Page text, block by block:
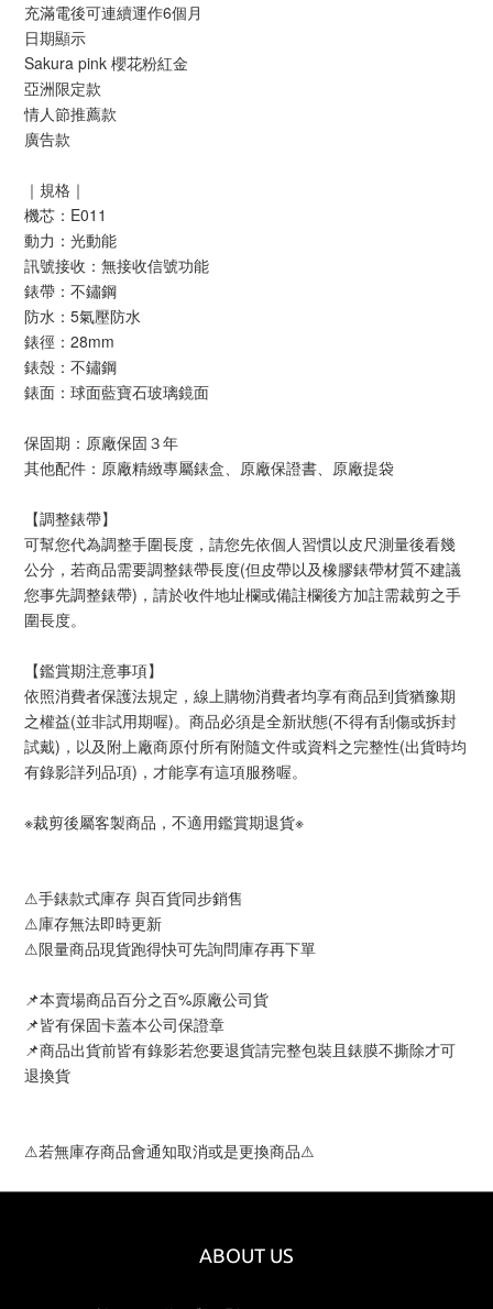
充滿電後可連續運作6個月
日期顯示
Sakura pink 櫻花粉紅金
亞洲限定款
情人節推薦款
廣告款
｜規格｜
機芯：E011
動力：光動能
訊號接收：無接收信號功能
錶帶：不鏽鋼
防水：5氣壓防水
錶徑：28mm
錶殼：不鏽鋼
錶面：球面藍寶石玻璃鏡面
保固期：原廠保固３年
其他配件：原廠精緻專屬錶盒、原廠保證書、原廠提袋
【調整錶帶】
可幫您代為調整手圍長度，請您先依個人習慣以皮尺測量後看幾
公分，若商品需要調整錶帶長度(但皮帶以及橡膠錶帶材質不建議
您事先調整錶帶)，請於收件地址欄或備註欄後方加註需裁剪之手
圍長度。
【鑑賞期注意事項】
依照消費者保護法規定，線上購物消費者均享有商品到貨猶豫期
之權益(並非試用期喔)。商品必須是全新狀態(不得有刮傷或拆封
試戴)，以及附上廠商原付所有附隨文件或資料之完整性(出貨時均
有錄影詳列品項)，才能享有這項服務喔。
※裁剪後屬客製商品，不適用鑑賞期退貨※
⚠手錶款式庫存 與百貨同步銷售
⚠庫存無法即時更新
⚠限量商品現貨跑得快可先詢問庫存再下單
📌本賣場商品百分之百%原廠公司貨
📌皆有保固卡蓋本公司保證章
📌商品出貨前皆有錄影若您要退貨請完整包裝且錶膜不撕除才可
退換貨
⚠若無庫存商品會通知取消或是更換商品⚠
ABOUT US